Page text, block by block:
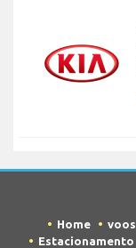
Home voos
Estacionamento